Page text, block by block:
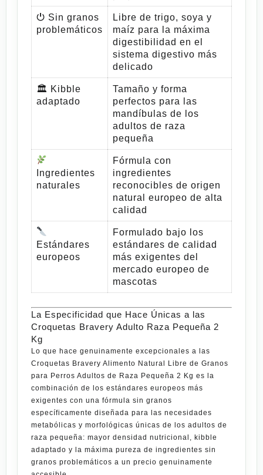
⏻ Sin granos
problemáticos
Libre de trigo, soya y
maíz para la máxima
digestibilidad en el
sistema digestivo más
delicado
🏛 Kibble
adaptado
Tamaño y forma
perfectos para las
mandíbulas de los
adultos de raza
pequeña
Ingredientes
naturales
Fórmula con
ingredientes
reconocibles de origen
natural europeo de alta
calidad
Estándares
europeos
Formulado bajo los
estándares de calidad
más exigentes del
mercado europeo de
mascotas
La Especificidad que Hace Únicas a las
Croquetas Bravery Adulto Raza Pequeña 2
Kg
Lo que hace genuinamente excepcionales a las
Croquetas Bravery Alimento Natural Libre de Granos
para Perros Adultos de Raza Pequeña 2 Kg es la
combinación de los estándares europeos más
exigentes con una fórmula sin granos
específicamente diseñada para las necesidades
metabólicas y morfológicas únicas de los adultos de
raza pequeña: mayor densidad nutricional, kibble
adaptado y la máxima pureza de ingredientes sin
granos problemáticos a un precio genuinamente